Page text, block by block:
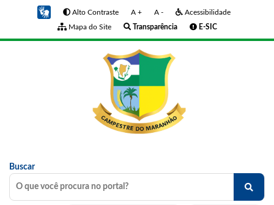
Alto Contraste A + A -
Acessibilidade
Mapa do Site
Transparência E-SIC
Buscar